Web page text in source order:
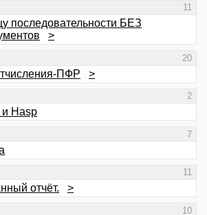
11
последовательности БЕЗ
>
20
ПФР >
2
и Hasp
7
11
отчёт. >
10